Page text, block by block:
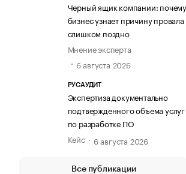
Черный ящик компании: почему
бизнес узнает причину провала
слишком поздно
Мнение эксперта
6 августа 2026
РУСАУДИТ
Экспертиза документально
подтвержденного объема услуг
по разработке ПО
Кейс
6 августа 2026
Все публикации